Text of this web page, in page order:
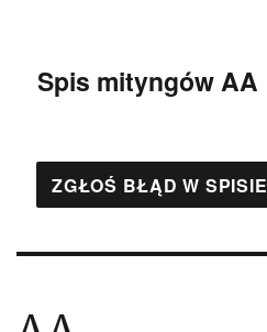
Spis mityngów AA
ZGŁOŚ BŁĄD W SPISIE